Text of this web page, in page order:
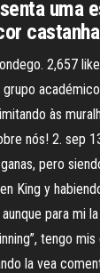
uma
2,657
às
nós! 2. sep
pero
King y
para mi
tengo
la vea